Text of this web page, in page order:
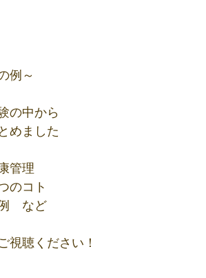
例～
の中から
めました
管理
のコト
　など
視聴ください！